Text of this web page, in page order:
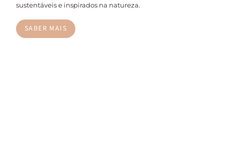
sustentáveis e inspirados na natureza.
SABER MAIS